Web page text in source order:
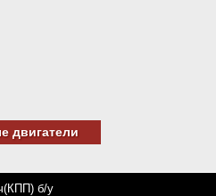
двигатели
б/у